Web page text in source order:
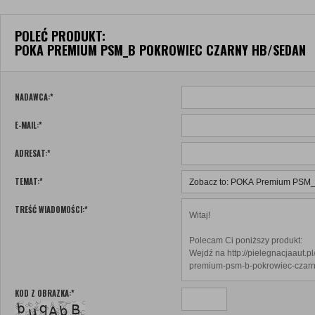
POLEĆ PRODUKT:
POKA PREMIUM PSM_B POKROWIEC CZARNY HB/SEDAN
NADAWCA:*
E-MAIL:*
ADRESAT:*
TEMAT:*
TREŚĆ WIADOMOŚCI:*
KOD Z OBRAZKA:*